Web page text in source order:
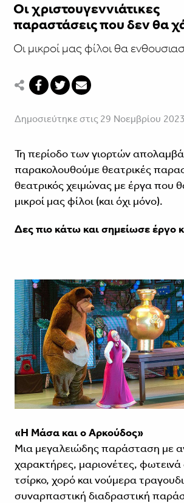
Οι χριστουγεννιάτικες
παραστάσεις που δεν θα
Οι μικροί μας φίλοι θα
Δημοσιεύτηκε στις 29 Νοεμβρίου 2023
Τη περίοδο των γιορτών
παρακολουθούμε θεατρικές
θεατρικός χειμώνας με έργα που
μικροί μας φίλοι (και όχι μόνο).
Δες πιο κάτω και σημείωσε έργο
«Η Μάσα και ο Αρκούδος»
Μια μεγαλειώδης παράσταση με
χαρακτήρες, μαριονέτες, φωτεινά
τσίρκο, χορό και νούμερα
συναρπαστική διαδραστική